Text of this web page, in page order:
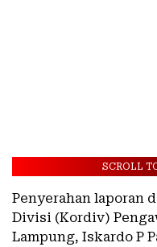
SCROLL
Penyerahan laporan
Divisi (Kordiv)
Lampung, Iskardo P